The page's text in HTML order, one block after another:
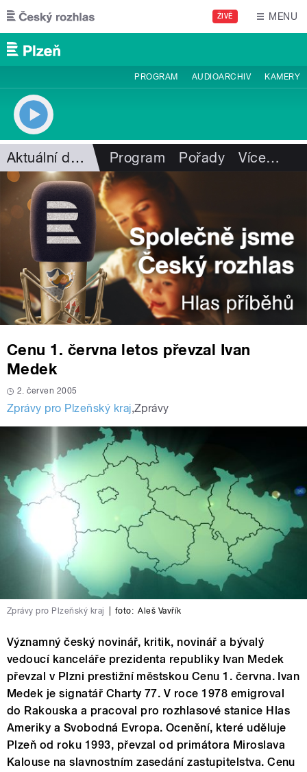
Přejít k hlavnímu obsahu
ŽIVĚ MENU
PROGRAM AUDIOARCHIV KAMERY
Aktuální dění Program Pořady Více…
Cenu 1. června letos převzal Ivan
Medek
2. červen 2005
Zprávy pro Plzeňský kraj,Zprávy
Zprávy pro Plzeňský kraj foto: Aleš Vavřík
Významný český novinář, kritik, novinář a bývalý
vedoucí kanceláře prezidenta republiky Ivan Medek
převzal v Plzni prestižní městskou Cenu 1. června. Ivan
Medek je signatář Charty 77. V roce 1978 emigroval
do Rakouska a pracoval pro rozhlasové stanice Hlas
Ameriky a Svobodná Evropa. Ocenění, které uděluje
Plzeň od roku 1993, převzal od primátora Miroslava
Kalouse na slavnostním zasedání zastupitelstva. Cenu